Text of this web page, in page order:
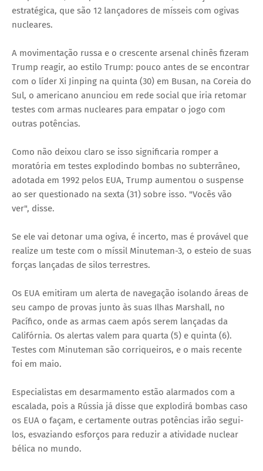
estratégica, que são 12 lançadores de mísseis com ogivas
nucleares.
A movimentação russa e o crescente arsenal chinês fizeram
Trump reagir, ao estilo Trump: pouco antes de se encontrar
com o líder Xi Jinping na quinta (30) em Busan, na Coreia do
Sul, o americano anunciou em rede social que iria retomar
testes com armas nucleares para empatar o jogo com
outras potências.
Como não deixou claro se isso significaria romper a
moratória em testes explodindo bombas no subterrâneo,
adotada em 1992 pelos EUA, Trump aumentou o suspense
ao ser questionado na sexta (31) sobre isso. "Vocês vão
ver", disse.
Se ele vai detonar uma ogiva, é incerto, mas é provável que
realize um teste com o míssil Minuteman-3, o esteio de suas
forças lançadas de silos terrestres.
Os EUA emitiram um alerta de navegação isolando áreas de
seu campo de provas junto às suas Ilhas Marshall, no
Pacífico, onde as armas caem após serem lançadas da
Califórnia. Os alertas valem para quarta (5) e quinta (6).
Testes com Minuteman são corriqueiros, e o mais recente
foi em maio.
Especialistas em desarmamento estão alarmados com a
escalada, pois a Rússia já disse que explodirá bombas caso
os EUA o façam, e certamente outras potências irão segui-
los, esvaziando esforços para reduzir a atividade nuclear
bélica no mundo.